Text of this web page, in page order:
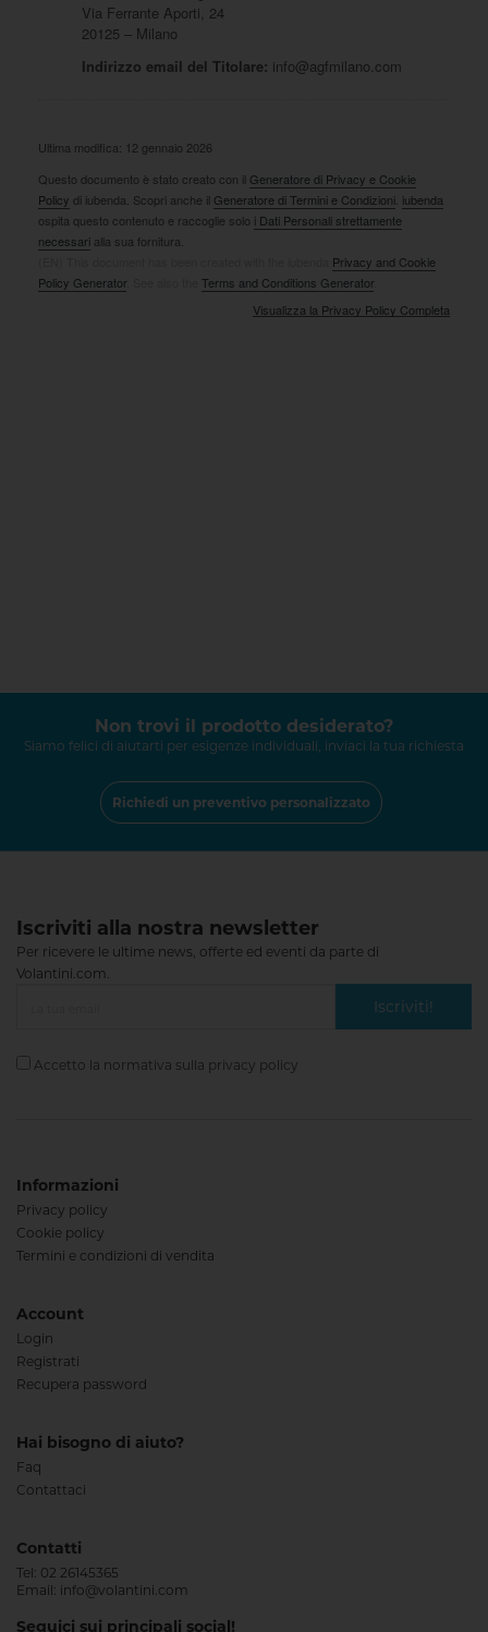
Non trovi il prodotto desiderato?
Siamo felici di aiutarti per esigenze individuali, inviaci la tua richiesta
Richiedi un preventivo personalizzato
Iscriviti alla nostra newsletter
Per ricevere le ultime news, offerte ed eventi da parte di
Volantini.com.
Iscriviti!
Accetto la normativa sulla privacy policy
Informazioni
Privacy policy
Cookie policy
Termini e condizioni di vendita
Account
Login
Registrati
Recupera password
Hai bisogno di aiuto?
Faq
Contattaci
Contatti
Tel: 02 26145365
Email: info@volantini.com
Seguici sui principali social!